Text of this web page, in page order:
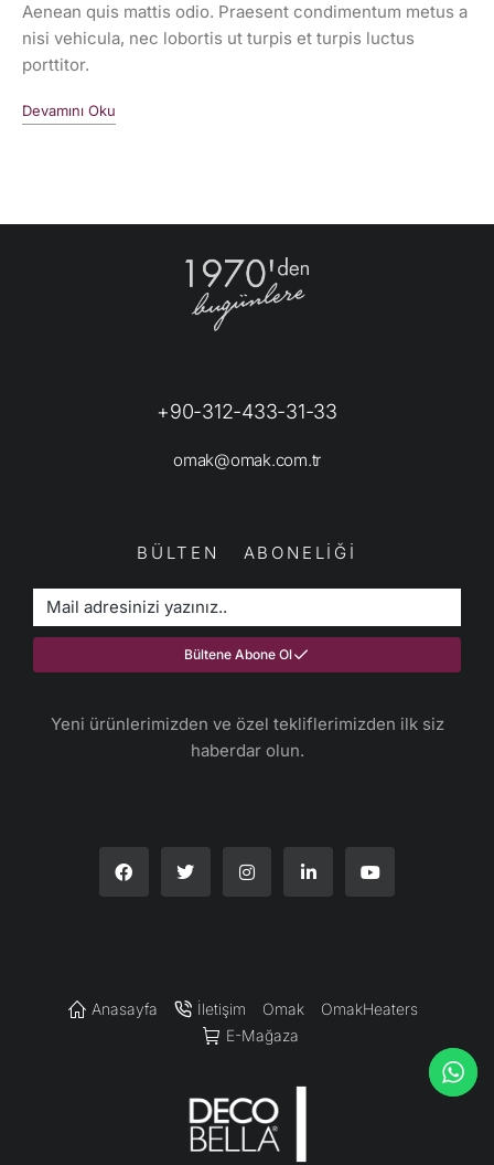
Aenean quis mattis odio. Praesent condimentum metus a
nisi vehicula, nec lobortis ut turpis et turpis luctus
porttitor.
Devamını Oku
+90-312-433-31-33
omak@omak.com.tr
BÜLTEN ABONELİĞİ
Bültene Abone Ol
Yeni ürünlerimizden ve özel tekliflerimizden ilk siz
haberdar olun.​
Anasayfa İletişim Omak
OmakHeaters
E-Mağaza